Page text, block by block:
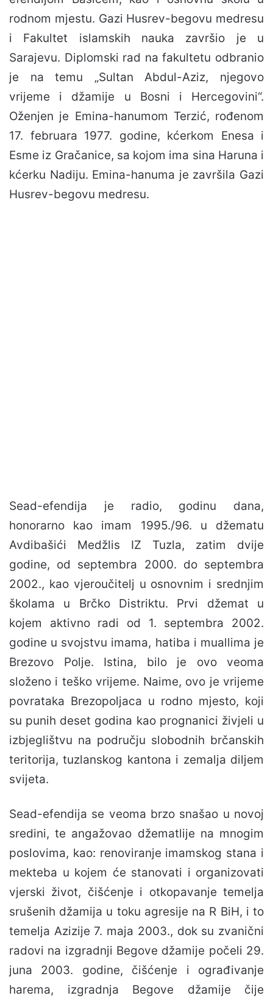
rodnom mjestu. Gazi Husrev-begovu medresu
i Fakultet islamskih nauka završio je u
Sarajevu. Diplomski rad na fakultetu odbranio
je na temu „Sultan Abdul-Aziz, njegovo
vrijeme i džamije u Bosni i Hercegovini“.
Oženjen je Emina-hanumom Terzić, rođenom
17. februara 1977. godine, kćerkom Enesa i
Esme iz Gračanice, sa kojom ima sina Haruna i
kćerku Nadiju. Emina-hanuma je završila Gazi
Husrev-begovu medresu.
Sead-efendija je radio, godinu dana,
honorarno kao imam 1995./96. u džematu
Avdibašići Medžlis IZ Tuzla, zatim dvije
godine, od septembra 2000. do septembra
2002., kao vjeroučitelj u osnovnim i srednjim
školama u Brčko Distriktu. Prvi džemat u
kojem aktivno radi od 1. septembra 2002.
godine u svojstvu imama, hatiba i muallima je
Brezovo Polje. Istina, bilo je ovo veoma
složeno i teško vrijeme. Naime, ovo je vrijeme
povrataka Brezopoljaca u rodno mjesto, koji
su punih deset godina kao prognanici živjeli u
izbjeglištvu na području slobodnih brčanskih
teritorija, tuzlanskog kantona i zemalja diljem
svijeta.
Sead-efendija se veoma brzo snašao u novoj
sredini, te angažovao džematlije na mnogim
poslovima, kao: renoviranje imamskog stana i
mekteba u kojem će stanovati i organizovati
vjerski život, čišćenje i otkopavanje temelja
srušenih džamija u toku agresije na R BiH, i to
temelja Azizije 7. maja 2003., dok su zvanični
radovi na izgradnji Begove džamije počeli 29.
juna 2003. godine, čišćenje i ograđivanje
harema, izgradnja Begove džamije čije